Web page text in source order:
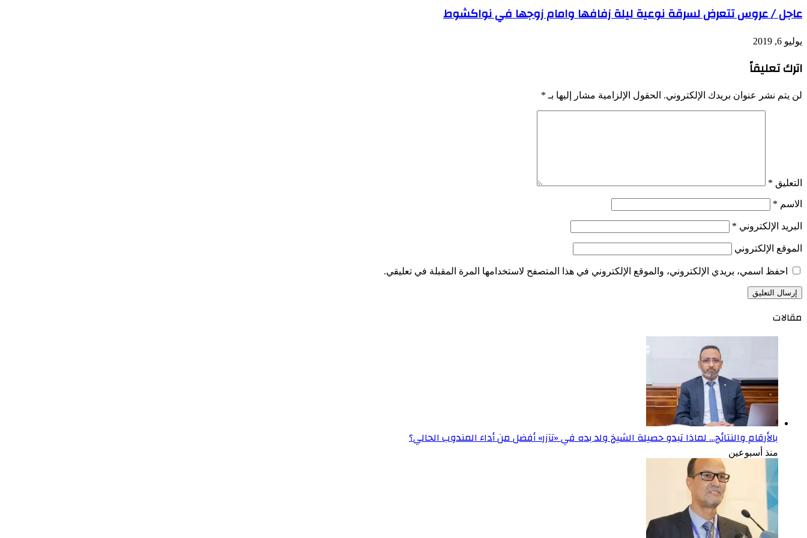
عاجل / عروس تتعرض لسرقة نوعية ليلة زفافها وامام زوجها في نواكشوط
يوليو 6, 2019
اترك تعليقاً
لن يتم نشر عنوان بريدك الإلكتروني. الحقول الإلزامية مشار إليها بـ *
التعليق *
الاسم *
البريد الإلكتروني *
الموقع الإلكتروني
احفظ اسمي، بريدي الإلكتروني، والموقع الإلكتروني في هذا المتصفح لاستخدامها المرة المقبلة في تعليقي.
مقالات
بالأرقام والنتائج… لماذا تبدو حصيلة الشيخ ولد بده في «تآزر» أفضل من أداء المندوب الحالي؟
منذ أسبوعين